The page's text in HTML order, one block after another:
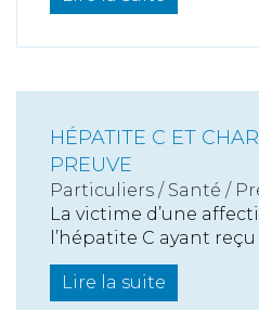
HÉPATITE C ET
PREUVE
Particuliers / Santé /
La victime d’une
l’hépatite C ayant
Lire la suite